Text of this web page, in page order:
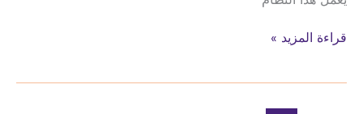
صيانة
قراءة المزيد »